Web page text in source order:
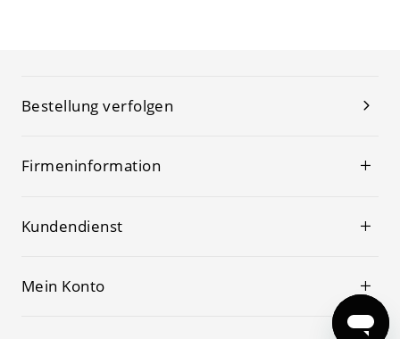
Bestellung verfolgen
Firmeninformation
Kundendienst
Mein Konto